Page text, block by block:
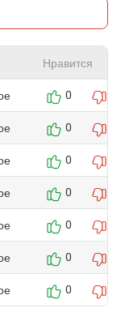
Нравится
0
0
0
0
0
0
0